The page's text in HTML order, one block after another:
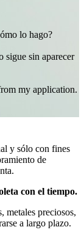
lo hago?
sigue sin aparecer
my application.
y sólo con fines
de
con el tiempo.
metales preciosos,
a largo plazo.